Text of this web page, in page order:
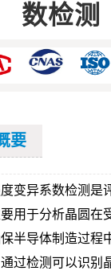
数检测
要
变异系数检测是
用于分析晶圆在
半导体制造过程
过检测可以识别